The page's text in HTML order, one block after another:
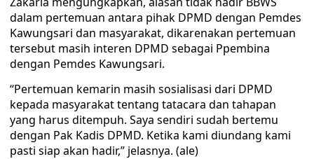
dalam pertemuan antara pihak DPMD dengan Pemdes
Kawungsari dan masyarakat, dikarenakan pertemuan
tersebut masih interen DPMD sebagai Ppembina
dengan Pemdes Kawungsari.
“Pertemuan kemarin masih sosialisasi dari DPMD
kepada masyarakat tentang tatacara dan tahapan
yang harus ditempuh. Saya sendiri sudah bertemu
dengan Pak Kadis DPMD. Ketika kami diundang kami
pasti siap akan hadir,” jelasnya. (ale)